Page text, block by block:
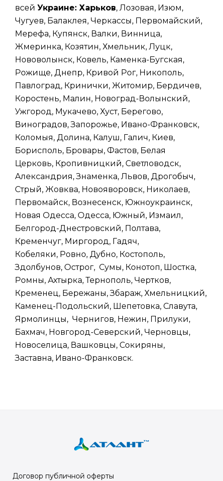
всей Украине: Харьков, Лозовая, Изюм,
Чугуев, Балаклея, Черкассы, Первомайский,
Мерефа, Купянск, Валки, Винница,
Жмеринка, Козятин, Хмельник, Луцк,
Нововолынск, Ковель, Каменка-Бугская,
Рожище, Днепр, Кривой Рог, Никополь,
Павлоград, Кринички, Житомир, Бердичев,
Коростень, Малин, Новоград-Волынский,
Ужгород, Мукачево, Хуст, Берегово,
Виноградов, Запорожье, Ивано-Франковск,
Коломыя, Долина, Калуш, Галич, Киев,
Борисполь, Бровары, Фастов, Белая
Церковь, Кропивницкий, Светловодск,
Александрия, Знаменка, Львов, Дрогобыч,
Стрый, Жовква, Новояворовск, Николаев,
Первомайск, Вознесенск, Южноукраинск,
Новая Одесса, Одесса, Южный, Измаил,
Белгород-Днестровский, Полтава,
Кременчуг, Миргород, Гадяч,
Кобеляки, Ровно, Дубно, Костополь,
Здолбунов, Острог, Сумы, Конотоп, Шостка,
Ромны, Ахтырка, Тернополь, Чертков,
Кременец, Бережаны, Збараж, Хмельницкий,
Каменец-Подольский, Шепетовка, Славута,
Ярмолинцы, Чернигов, Нежин, Прилуки,
Бахмач, Новгород-Северский, Черновцы,
Новоселица, Вашковцы, Сокиряны,
Заставна, Ивано-Франковск.
Договор публичной оферты